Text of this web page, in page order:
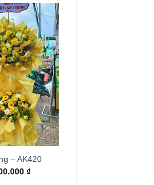
– AK420
₫